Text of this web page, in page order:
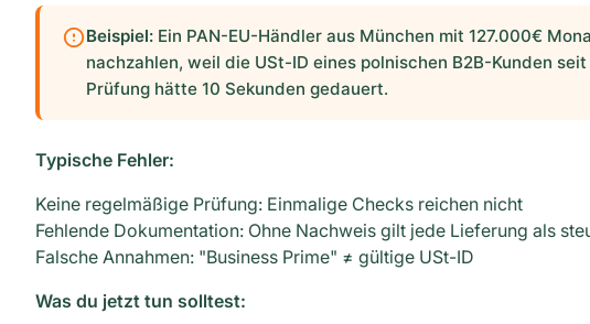
Beispiel: Ein PAN-EU-Händler aus München mit 127.000€
nachzahlen, weil die USt-ID eines polnischen B2B-Kunden
Prüfung hätte 10 Sekunden gedauert.
Typische Fehler:
Keine regelmäßige Prüfung: Einmalige Checks reichen nicht
Fehlende Dokumentation: Ohne Nachweis gilt jede Lieferung als
Falsche Annahmen: "Business Prime" ≠ gültige USt-ID
Was du jetzt tun solltest: